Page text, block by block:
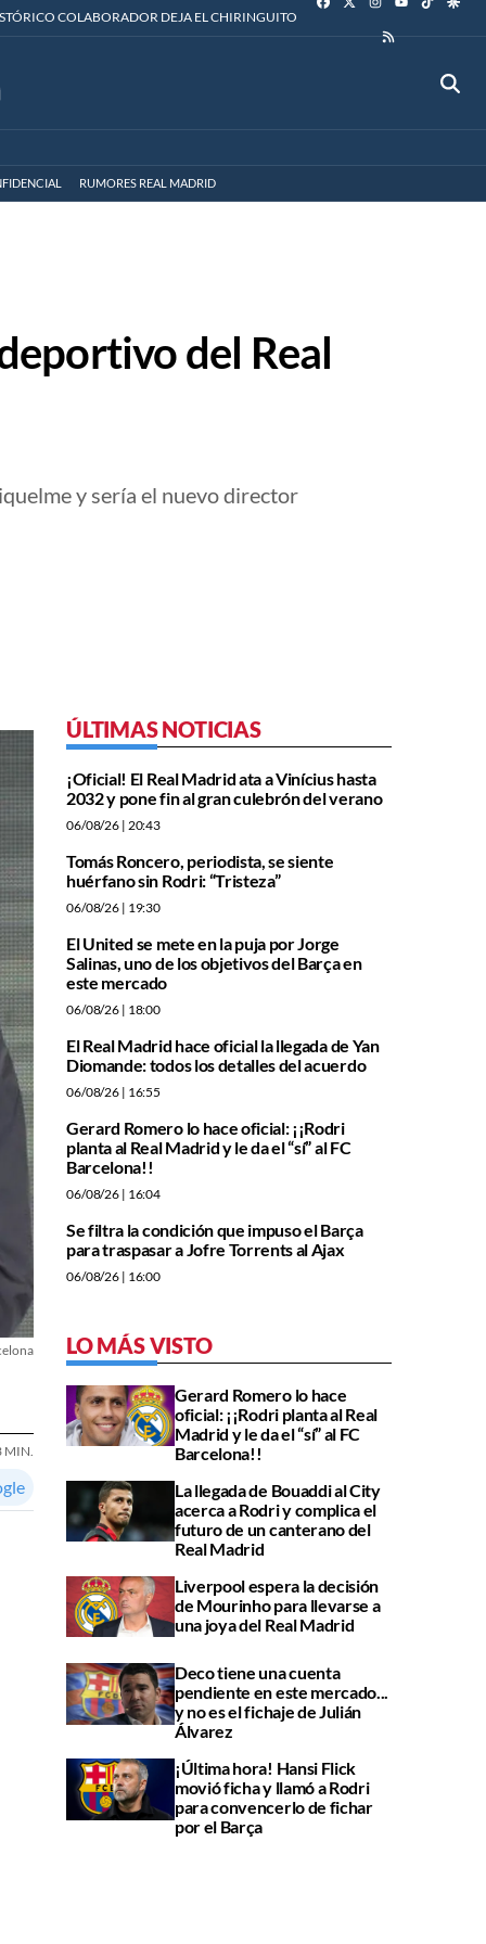
COLABORADOR DEJA EL CHIRINGUITO
RUMORES REAL MADRID
del Real
y sería el nuevo director
MIN.
ÚLTIMAS NOTICIAS
¡Oficial! El Real Madrid ata a Vinícius hasta
2032 y pone fin al gran culebrón del verano
06/08/26 | 20:43
Tomás Roncero, periodista, se siente
huérfano sin Rodri: “Tristeza”
06/08/26 | 19:30
El United se mete en la puja por Jorge
Salinas, uno de los objetivos del Barça en
este mercado
06/08/26 | 18:00
El Real Madrid hace oficial la llegada de Yan
Diomande: todos los detalles del acuerdo
06/08/26 | 16:55
Gerard Romero lo hace oficial: ¡¡Rodri
planta al Real Madrid y le da el “sí” al FC
Barcelona!!
06/08/26 | 16:04
Se filtra la condición que impuso el Barça
para traspasar a Jofre Torrents al Ajax
06/08/26 | 16:00
LO MÁS VISTO
Gerard Romero lo hace
oficial: ¡¡Rodri planta al Real
Madrid y le da el “sí” al FC
Barcelona!!
La llegada de Bouaddi al City
acerca a Rodri y complica el
futuro de un canterano del
Real Madrid
Liverpool espera la decisión
de Mourinho para llevarse a
una joya del Real Madrid
Deco tiene una cuenta
pendiente en este mercado...
y no es el fichaje de Julián
Álvarez
¡Última hora! Hansi Flick
movió ficha y llamó a Rodri
para convencerlo de fichar
por el Barça